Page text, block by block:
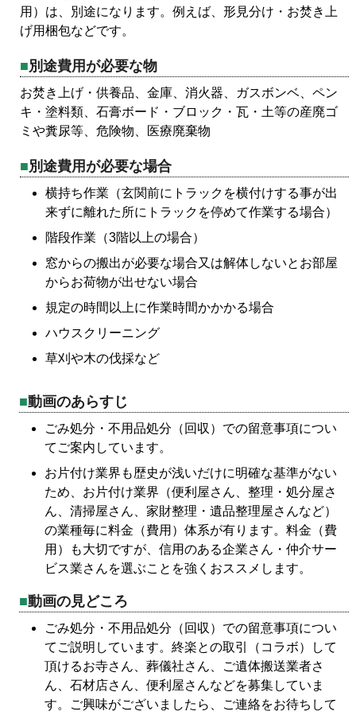
用）は、別途になります。例えば、形見分け・お焚き上
げ用梱包などです。
別途費用が必要な物
お焚き上げ・供養品、金庫、消火器、ガスボンベ、ペン
キ・塗料類、石膏ボード・ブロック・瓦・土等の産廃ゴ
ミや糞尿等、危険物、医療廃棄物
別途費用が必要な場合
横持ち作業（玄関前にトラックを横付けする事が出
来ずに離れた所にトラックを停めて作業する場合）
階段作業（3階以上の場合）
窓からの搬出が必要な場合又は解体しないとお部屋
からお荷物が出せない場合
規定の時間以上に作業時間かかかる場合
ハウスクリーニング
草刈や木の伐採など
動画のあらすじ
ごみ処分・不用品処分（回収）での留意事項につい
てご案内しています。
お片付け業界も歴史が浅いだけに明確な基準がない
ため、お片付け業界（便利屋さん、整理・処分屋さ
ん、清掃屋さん、家財整理・遺品整理屋さんなど）
の業種毎に料金（費用）体系が有ります。料金（費
用）も大切ですが、信用のある企業さん・仲介サー
ビス業さんを選ぶことを強くおススメします。
動画の見どころ
ごみ処分・不用品処分（回収）での留意事項につい
てご説明しています。終楽との取引（コラボ）して
頂けるお寺さん、葬儀社さん、ご遺体搬送業者さ
ん、石材店さん、便利屋さんなどを募集していま
す。ご興味がございましたら、ご連絡をお待ちして